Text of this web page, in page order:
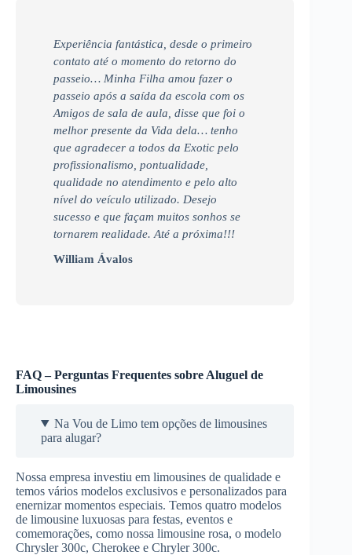
Experiência fantástica, desde o primeiro
contato até o momento do retorno do
passeio… Minha Filha amou fazer o
passeio após a saída da escola com os
Amigos de sala de aula, disse que foi o
melhor presente da Vida dela… tenho
que agradecer a todos da Exotic pelo
profissionalismo, pontualidade,
qualidade no atendimento e pelo alto
nível do veículo utilizado. Desejo
sucesso e que façam muitos sonhos se
tornarem realidade. Até a próxima!!!
William Ávalos
FAQ – Perguntas Frequentes sobre Aluguel de
Limousines
Na Vou de Limo tem opções de limousines
para alugar?
Nossa empresa investiu em limousines de qualidade e
temos vários modelos exclusivos e personalizados para
enernizar momentos especiais. Temos quatro modelos
de limousine luxuosas para festas, eventos e
comemorações, como nossa limousine rosa, o modelo
Chrysler 300c, Cherokee e Chryler 300c.